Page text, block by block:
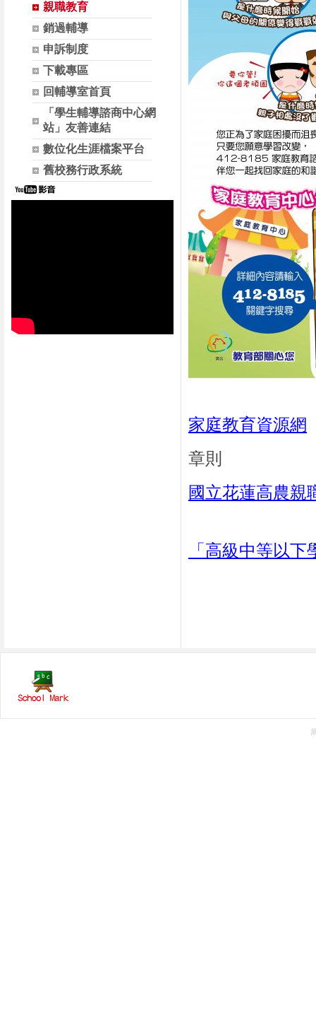
親職教育
銷過輔導
申訴制度
下載專區
回輔導室首頁
「學生輔導諮商中心網
站」友善連結
數位化生涯檔案平台
舊校務行政系統
家庭教育資源網
章則
國立花蓮高農親
「高級中等以